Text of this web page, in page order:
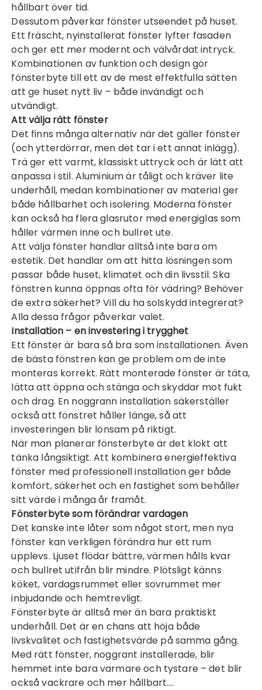
hållbart över tid.
Dessutom påverkar fönster utseendet på huset.
Ett fräscht, nyinstallerat fönster lyfter fasaden
och ger ett mer modernt och välvårdat intryck.
Kombinationen av funktion och design gör
fönsterbyte till ett av de mest effektfulla sätten
att ge huset nytt liv – både invändigt och
utvändigt.
Att välja rätt fönster
Det finns många alternativ när det gäller fönster
(ochytterdörrar, men det tar i ett annat inlägg).
Trä ger ett varmt, klassiskt uttryck och är lätt att
anpassa i stil. Aluminium är tåligt och kräver lite
underhåll, medan kombinationer av material ger
både hållbarhet och isolering. Moderna fönster
kan också ha flera glasrutor med energiglas som
håller värmen inne och bullret ute.
Att välja fönster handlar alltså inte bara om
estetik. Det handlar om att hitta lösningen som
passar både huset, klimatet och din livsstil. Ska
fönstren kunna öppnas ofta för vädring? Behöver
de extra säkerhet? Vill du ha solskydd integrerat?
Alla dessa frågor påverkar valet.
Installation – en investering i trygghet
Ett fönster är bara så bra som installationen. Även
de bästa fönstren kan ge problem om de inte
monteras korrekt. Rätt monterade fönster är täta,
lätta att öppna och stänga och skyddar mot fukt
och drag. En noggrann installation säkerställer
också att fönstret håller länge, så att
investeringen blir lönsam på riktigt.
När man planerar fönsterbyte är det klokt att
tänka långsiktigt. Att kombinera energieffektiva
fönster med professionell installation ger både
komfort, säkerhet och en fastighet som behåller
sitt värde i många år framåt.
Fönsterbyte som förändrar vardagen
Det kanske inte låter som något stort, men nya
fönster kan verkligen förändra hur ett rum
upplevs. Ljuset flödar bättre, värmen hålls kvar
och bullret utifrån blir mindre. Plötsligt känns
köket, vardagsrummet eller sovrummet mer
inbjudande och hemtrevligt.
Fönsterbyte är alltså mer än bara praktiskt
underhåll. Det är en chans att höja både
livskvalitet och fastighetsvärde på samma gång.
Med rätt fönster, noggrant installerade, blir
hemmet inte bara varmare och tystare – det blir
också vackrare och mer hållbart.…